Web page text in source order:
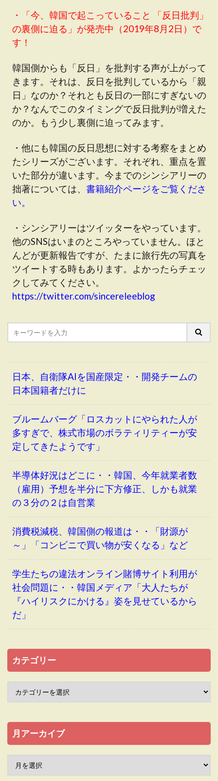
・「今、韓国で起こっていること 「反日批判」
の裏側に迫る 」が発売中（2019年8月2日）で
す！
韓国側からも「反日」を批判する声が上がって
きます。それは、反日を批判しているから「親
日」なのか？それとも反日の一部にすぎないの
か？なんでこのタイミングで反日批判が増えた
のか。もう少し裏側に迫ってみます。
・他にも韓国の反日思想に対する考察をまとめ
たシリーズがございます。それぞれ、重点を置
いた部分が違います。今までのシンシアリーの
拙著については、 書籍紹介ページをご覧くださ
い。
・シンシアリーはツイッターをやっています。
他のSNSはいまのところやっていません。ほと
んどが更新報告ですが、たまに旅行先の写真を
ツイートする時もあります。よかったらチェッ
クしてみてください。
https://twitter.com/sincereleeblog
日本、自衛隊AIを国産限定・・開発チームの
日本国籍者だけに
ブルームバーグ「ロスカットにやられた人が
多すぎで、株式市場のボラティリティーが安
定してきたようです」
半導体好況はどこに・・韓国、今年就業者数
（雇用）予想を半分に下方修正、しかも就業
の３分の２は自営業
消費税減税、韓国側の報道は・・「財源が
～」「コンビニで買い物が安くなる」など
学生たちの違法オンライン賭博サイト利用が
社会問題に・・韓国メディア「大人たちが
『ハイリスクにかける』姿を見せているから
だ」
カテゴリー
月アーカイブ